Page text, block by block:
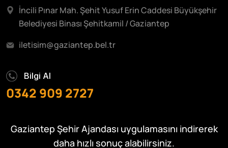
İncili Pınar Mah. Şehit Yusuf Erin Caddesi Büyükşehir
Belediyesi Binası Şehitkamil / Gaziantep
iletisim@gaziantep.bel.tr
Bilgi Al
0342 909 2727
Gaziantep Şehir Ajandası uygulamasını indirerek
daha hızlı sonuç alabilirsiniz.